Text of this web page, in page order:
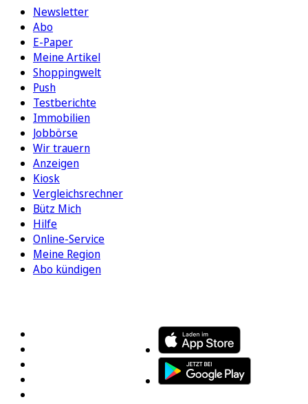
Newsletter
Abo
E-Paper
Meine Artikel
Shoppingwelt
Push
Testberichte
Immobilien
Jobbörse
Wir trauern
Anzeigen
Kiosk
Vergleichsrechner
Bütz Mich
Hilfe
Online-Service
Meine Region
Abo kündigen